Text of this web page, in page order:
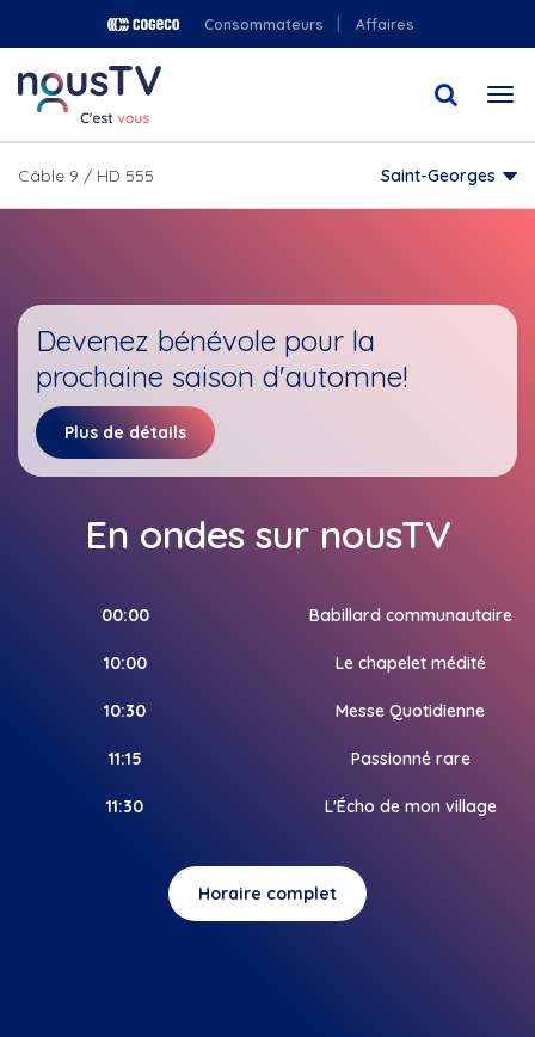
au
contenu
principal
Consommateurs Affaires
Câble 9 / HD 555 Saint-Georges
Devenez bénévole pour la
prochaine saison d'automne!
Plus de détails
En ondes sur nousTV
00:00 Babillard communautaire
10:00 Le chapelet médité
10:30 Messe Quotidienne
11:15 Passionné rare
11:30 L'Écho de mon village
Horaire complet